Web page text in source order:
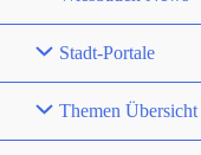
Stadt-Portale
Themen Übersicht